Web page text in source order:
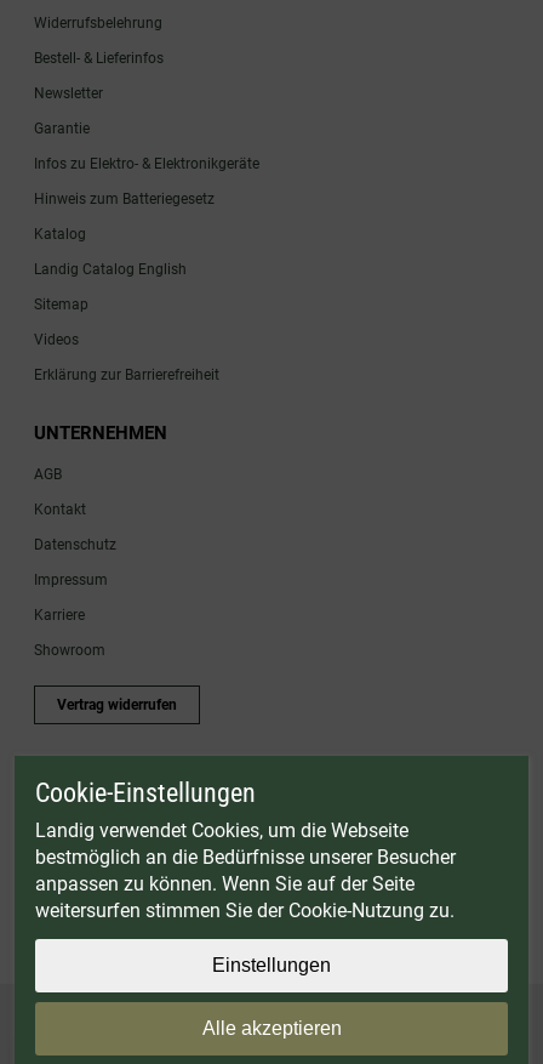
Widerrufsbelehrung
Bestell- & Lieferinfos
Newsletter
Garantie
Infos zu Elektro- & Elektronikgeräte
Hinweis zum Batteriegesetz
Katalog
Landig Catalog English
Sitemap
Videos
Erklärung zur Barrierefreiheit
UNTERNEHMEN
AGB
Kontakt
Datenschutz
Impressum
Karriere
Showroom
Vertrag widerrufen
* Gültig bis einschließlich 17.08.2026. Keine Barauszahlung möglich. Nicht mit
Zubehörartikel. Nicht einlösbar auf bereits rabattierte Sets.
© Landig 1982-2026 (44 Jahre Qualität)
Alle Preise inkl. gesetzl. Mehrwertsteuer, zuzüglich Versandkosten
Weitere Marken oder Shops der Landig + Lava GmbH & Co. KG: LAVA - Vakuumiergeräte
DRY AGER - Reifeschränke|VIESSMANN - Kühlzellen
Cookie-Einstellungen
Landig verwendet Cookies, um die Webseite
bestmöglich an die Bedürfnisse unserer Besucher
anpassen zu können. Wenn Sie auf der Seite
weitersurfen stimmen Sie der Cookie-Nutzung zu.
Einstellungen
Alle akzeptieren